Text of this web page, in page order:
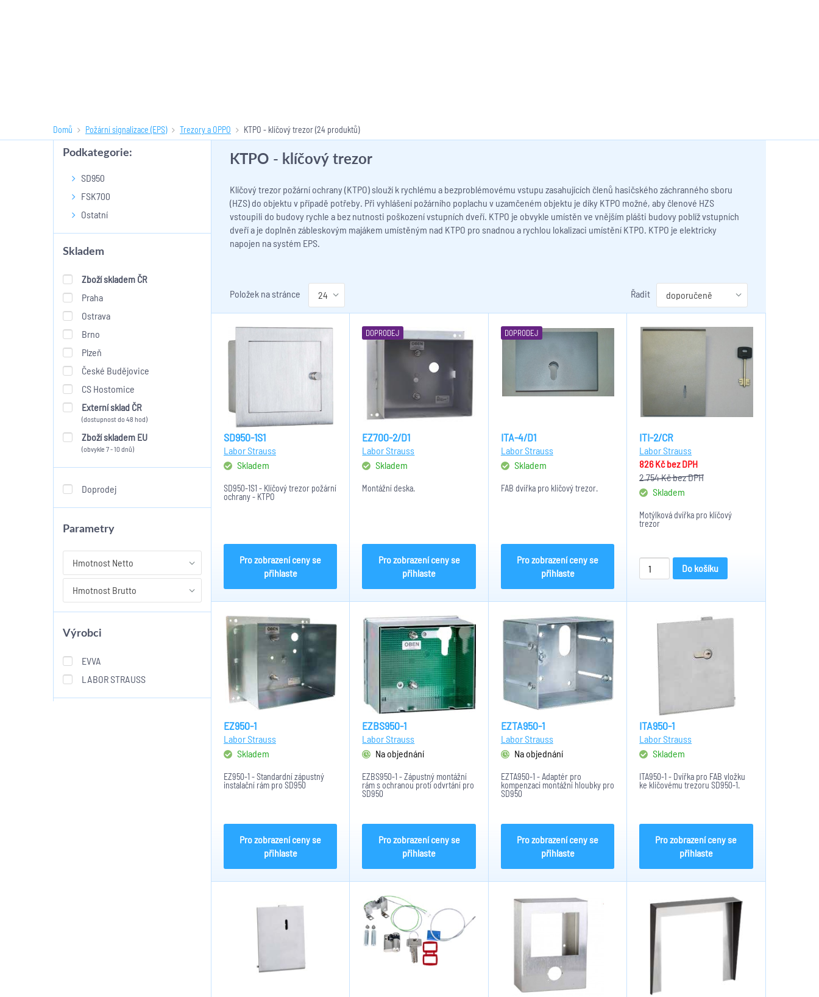
Domů Požární signalizace (EPS) Trezory a OPPO KTPO - klíčový trezor(24 produktů)
Podkategorie:
SD950
FSK700
Ostatní
Skladem
Zboží skladem ČR
Praha
Ostrava
Brno
Plzeň
České Budějovice
CS Hostomice
Externí sklad ČR
(dostupnost do 48 hod)
Zboží skladem EU
(obvykle 7 - 10 dnů)
Doprodej
Parametry
Hmotnost Netto
Hmotnost Brutto
Výrobci
EVVA
LABOR STRAUSS
KTPO - klíčový trezor
Klíčový trezor požární ochrany (KTPO) slouží k rychlému a bezproblémovému vstupu zasahujících členů hasičského záchranného sboru
(HZS) do objektu v případě potřeby. Při vyhlášení požárního poplachu v uzamčeném objektu je díky KTPO možné, aby členové HZS
vstoupili do budovy rychle a bez nutnosti poškození vstupních dveří. KTPO je obvykle umístěn ve vnějším plášti budovy poblíž vstupních
dveří a je doplněn zábleskovým majákem umístěným nad KTPO pro snadnou a rychlou lokalizaci umístění KTPO. KTPO je elektricky
napojen na systém EPS.
Položek na stránce Řadit
SD950-1S1
Labor Strauss
Skladem
SD950-1S1 - Klíčový trezor požární
ochrany - KTPO
Pro zobrazení ceny se
přihlaste
DOPRODEJ
EZ700-2/D1
Labor Strauss
Skladem
Montážní deska.
Pro zobrazení ceny se
přihlaste
DOPRODEJ
ITA-4/D1
Labor Strauss
Skladem
FAB dvířka pro klíčový trezor.
Pro zobrazení ceny se
přihlaste
ITI-2/CR
Labor Strauss
826 Kčbez DPH
2 754 Kčbez DPH
Skladem
Motýlková dvířka pro klíčový
trezor
Do košíku
EZ950-1
Labor Strauss
Skladem
EZ950-1 - Standardní zápustný
instalační rám pro SD950
Pro zobrazení ceny se
přihlaste
EZBS950-1
Labor Strauss
Na objednání
EZBS950-1 - Zápustný montážní
rám s ochranou proti odvrtání pro
SD950
Pro zobrazení ceny se
přihlaste
EZTA950-1
Labor Strauss
Na objednání
EZTA950-1 - Adaptér pro
kompenzaci montážní hloubky pro
SD950
Pro zobrazení ceny se
přihlaste
ITA950-1
Labor Strauss
Skladem
ITA950-1 - Dvířka pro FAB vložku
ke klíčovému trezoru SD950-1.
Pro zobrazení ceny se
přihlaste